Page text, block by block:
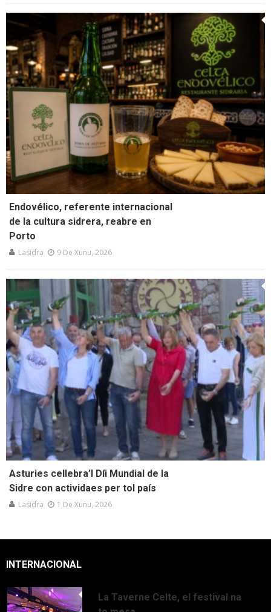
Endovélico, referente internacional
de la cultura sidrera, reabre en
Porto
Lasidra 9 De Xunu, 2026
Asturies cellebra’l Díi Mundial de la
Sidre con actividaes per tol país
Lasidra 1 De Xunu, 2026
INTERNACIONAL
La Taverne Celte, el festival na